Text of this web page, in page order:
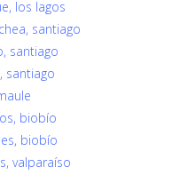
los lagos
santiago
santiago
santiago
biobío
biobío
valparaíso